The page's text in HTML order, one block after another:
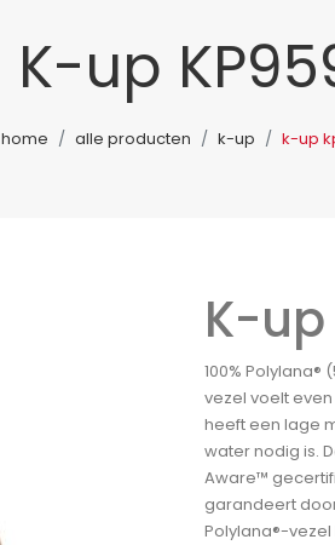
K-up
home alle producten k-up k-up
K-up
100%
vezel voelt
heeft een lage
water nodig is.
Aware™
garandeert
Polylana®-